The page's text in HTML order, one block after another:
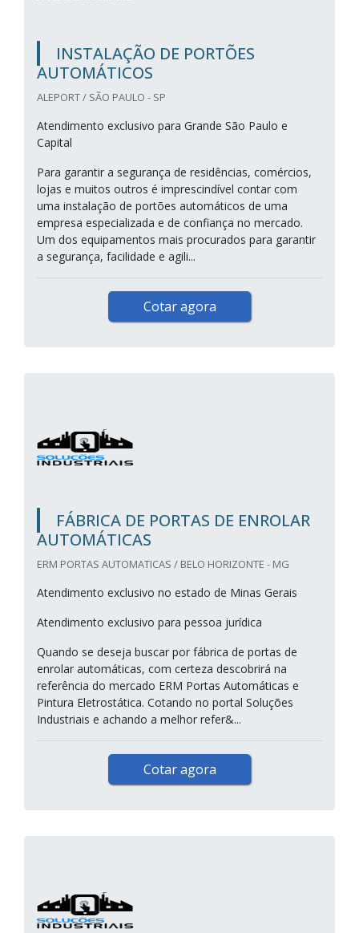
INSTALAÇÃO DE PORTÕES
AUTOMÁTICOS
ALEPORT / SÃO PAULO - SP
Atendimento exclusivo para Grande São Paulo e
Capital
Para garantir a segurança de residências, comércios,
lojas e muitos outros é imprescindível contar com
uma instalação de portões automáticos de uma
empresa especializada e de confiança no mercado.
Um dos equipamentos mais procurados para garantir
a segurança, facilidade e agili...
Cotar agora
FÁBRICA DE PORTAS DE ENROLAR
AUTOMÁTICAS
ERM PORTAS AUTOMATICAS / BELO HORIZONTE - MG
Atendimento exclusivo no estado de Minas Gerais
Atendimento exclusivo para pessoa jurídica
Quando se deseja buscar por fábrica de portas de
enrolar automáticas, com certeza descobrirá na
referência do mercado ERM Portas Automáticas e
Pintura Eletrostática. Cotando no portal Soluções
Industriais e achando a melhor refer&...
Cotar agora